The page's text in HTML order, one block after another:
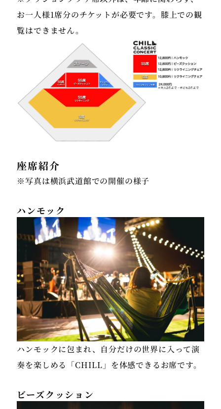
お一人様1席分のチケットが必要です。膝上での観
覧はできません。
座席紹介
※写真は横浜武道館での開催の様子
ハンモック
ハンモックに包まれ、自分だけの世界に入って演
奏を楽しめる「CHILL」を体感できるお席です。
ビーズクッション